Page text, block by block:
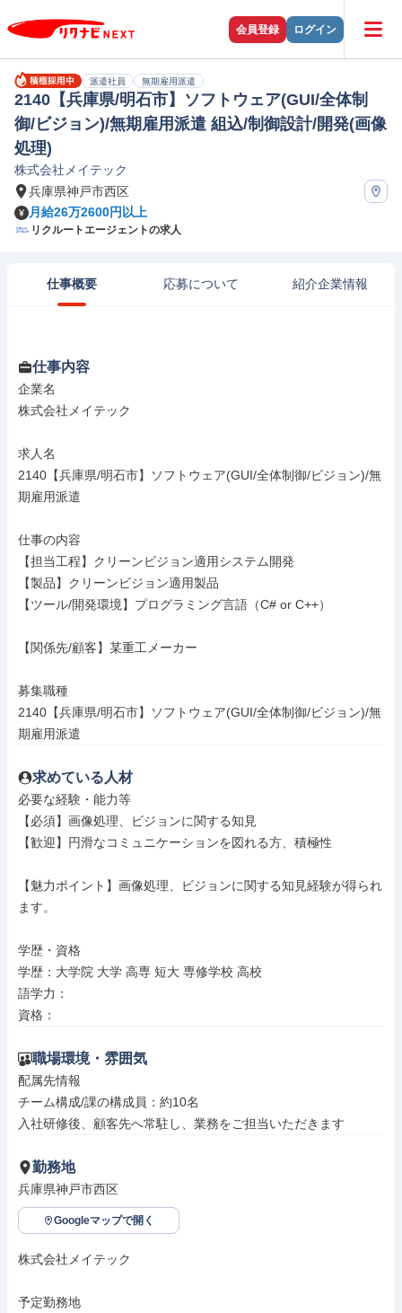
会員登録 ログイン
派遣社員 無期雇用派遣
2140【兵庫県/明石市】ソフトウェア(GUI/全体制
御/ビジョン)/無期雇用派遣 組込/制御設計/開発(画像
処理)
株式会社メイテック
兵庫県神戸市西区
月給26万2600円以上
リクルートエージェントの求人
仕事概要 応募について 紹介企業情報
仕事内容
企業名
株式会社メイテック
求人名
2140【兵庫県/明石市】ソフトウェア(GUI/全体制御/ビジョン)/無
期雇用派遣
仕事の内容
【担当工程】クリーンビジョン適用システム開発
【製品】クリーンビジョン適用製品
【ツール/開発環境】プログラミング言語（C# or C++）
【関係先/顧客】某重工メーカー
募集職種
2140【兵庫県/明石市】ソフトウェア(GUI/全体制御/ビジョン)/無
期雇用派遣
求めている人材
必要な経験・能力等
【必須】画像処理、ビジョンに関する知見
【歓迎】円滑なコミュニケーションを図れる方、積極性
【魅力ポイント】画像処理、ビジョンに関する知見経験が得られ
ます。
学歴・資格
学歴：大学院 大学 高専 短大 専修学校 高校
語学力：
資格：
職場環境・雰囲気
配属先情報
チーム構成/課の構成員：約10名
入社研修後、顧客先へ常駐し、業務をご担当いただきます
勤務地
兵庫県神戸市西区
Googleマップで開く
株式会社メイテック
予定勤務地